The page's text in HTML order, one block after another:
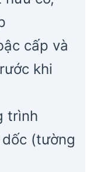
cấp và
khi
trình
(tường